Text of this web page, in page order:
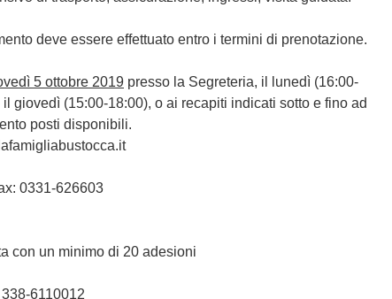
deve essere effettuato entro i termini di prenotazione.
5 ottobre 2019 presso la Segreteria, il lunedì (16:00-
il giovedì (15:00-18:00), o ai recapiti indicati sotto e fino ad
posti disponibili.
0331-626603
con un minimo di 20 adesioni
6110012